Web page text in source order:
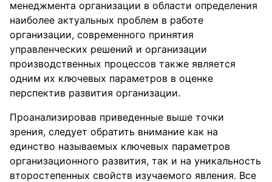
менеджмента организации в области определения
наиболее актуальных проблем в работе
организации, современного принятия
управленческих решений и организации
производственных процессов также является
одним их ключевых параметров в оценке
перспектив развития организации.
Проанализировав приведенные выше точки
зрения, следует обратить внимание как на
единство называемых ключевых параметров
организационного развития, так и на уникальность
второстепенных свойств изучаемого явления. Все